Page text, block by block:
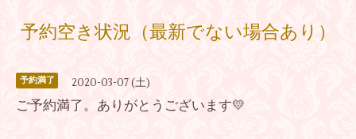
予約空き状況（最新でない場合あり）
予約満了 2020-03-07 (土)
ご予約満了。ありがとうございます💛